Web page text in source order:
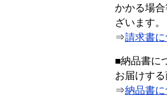
かかる場
ざいます。
⇒請求書
■納品書に
お届けす
⇒納品書